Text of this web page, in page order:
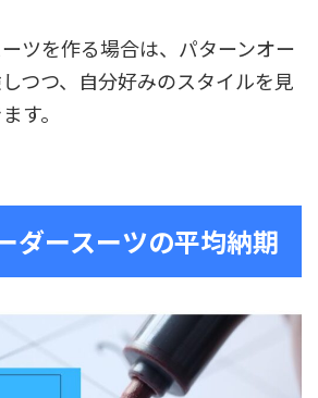
ツを作る場合は、パターンオー
つつ、自分好みのスタイルを見
す。
ダースーツの平均納期